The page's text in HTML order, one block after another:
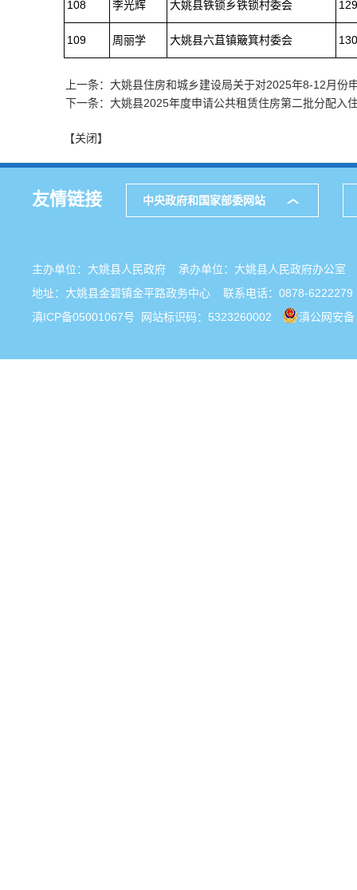
108 李光辉 大姚县铁锁乡铁锁村委会 129
109 周丽学 大姚县六苴镇簸箕村委会 130
上一条：大姚县住房和城乡建设局关于对2025年8-12月
下一条：大姚县2025年度申请公共租赁住房第二批分配入
【关闭】
友情链接 中央政府和国家部委网站
主办单位：大姚县人民政府 承办单位：大姚县人民政府办公
地址：大姚县金碧镇金平路政务中心 联系电话：0878-6222279
滇ICP备05001067号 网站标识码：5323260002 滇公网安